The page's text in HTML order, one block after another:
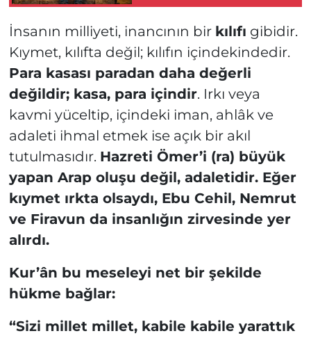
İnsanın milliyeti, inancının bir kılıfı gibidir.
Kıymet, kılıfta değil; kılıfın içindekindedir.
Para kasası paradan daha değerli
değildir; kasa, para içindir. Irkı veya
kavmi yüceltip, içindeki iman, ahlâk ve
adaleti ihmal etmek ise açık bir akıl
tutulmasıdır. Hazreti Ömer’i (ra) büyük
yapan Arap oluşu değil, adaletidir. Eğer
kıymet ırkta olsaydı, Ebu Cehil, Nemrut
ve Firavun da insanlığın zirvesinde yer
alırdı.
Kur’ân bu meseleyi net bir şekilde
hükme bağlar:
“Sizi millet millet, kabile kabile yarattık